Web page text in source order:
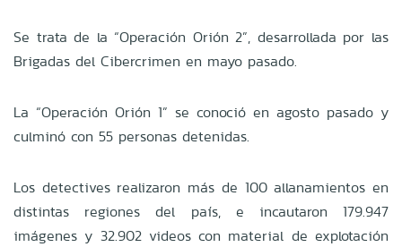
Se trata de la “Operación Orión 2”, desarrollada por las
Brigadas del Cibercrimen en mayo pasado.
La “Operación Orión 1” se conoció en agosto pasado y
culminó con 55 personas detenidas.
Los detectives realizaron más de 100 allanamientos en
distintas regiones del país, e incautaron 179.947
imágenes y 32.902 videos con material de explotación